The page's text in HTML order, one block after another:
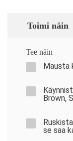
Toimi näin
Tee näin
Mausta
Brown,
se saa